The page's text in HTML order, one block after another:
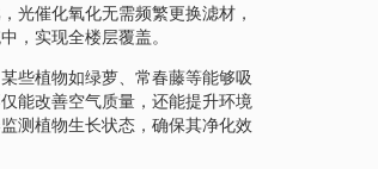
光催化氧化无需频繁更换滤材，
，实现全楼层覆盖。
些植物如绿萝、常春藤等能够吸
能改善空气质量，还能提升环境
测植物生长状态，确保其净化效